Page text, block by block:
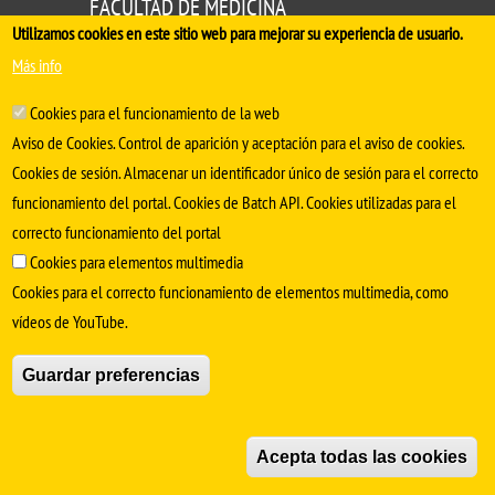
FACULTAD DE MEDICINA
Avda. Sánchez Pizjuán, s/n. 41009 Sevilla
Conserjería:
SÍGUENOS EN
Aviso Legal Protección de datos
© Copyright 2022 Universidad de Sevilla
Utilizamos cookies en este sitio web para mejorar su experiencia de usuario.
Más info
Cookies para el funcionamiento de la web
Aviso de Cookies. Control de aparición y aceptación para el aviso de cookies.
Cookies de sesión. Almacenar un identificador único de sesión para el correcto
funcionamiento del portal. Cookies de Batch API. Cookies utilizadas para el
correcto funcionamiento del portal
Cookies para elementos multimedia
Cookies para el correcto funcionamiento de elementos multimedia, como
vídeos de YouTube.
Guardar preferencias
Acepta todas las cookies